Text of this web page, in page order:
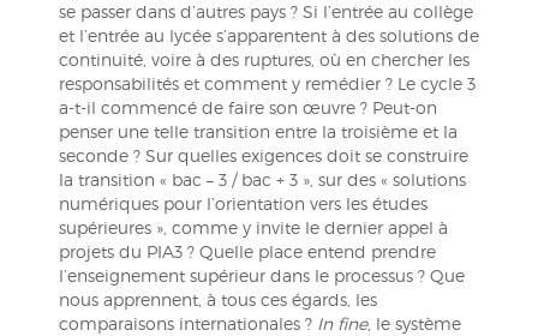
se passer dans d’autres pays ? Si l’entrée au collège
et l’entrée au lycée s’apparentent à des solutions de
continuité, voire à des ruptures, où en chercher les
responsabilités et comment y remédier ? Le cycle 3
a-t-il commencé de faire son œuvre ? Peut-on
penser une telle transition entre la troisième et la
seconde ? Sur quelles exigences doit se construire
la transition « bac – 3 / bac + 3 », sur des « solutions
numériques pour l’orientation vers les études
supérieures », comme y invite le dernier appel à
projets du PIA3 ? Quelle place entend prendre
l’enseignement supérieur dans le processus ? Que
nous apprennent, à tous ces égards, les
comparaisons internationales ? In fine, le système